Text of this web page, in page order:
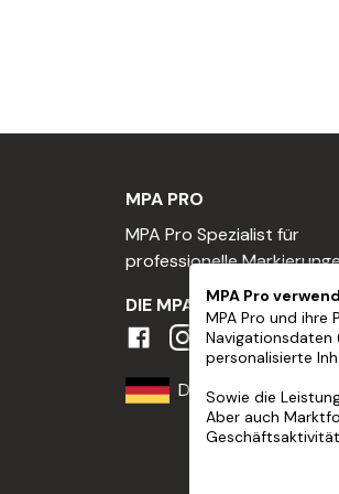
4- Anbringen
- Sie können die
verwenden, um ein
oder Schränke in Ihrer
verwenden.
5- Gestalten
- Sie können die Form,
- Wenn Sie eine
MPA PRO
MPA Pro Spezialist für
professionelle
DIE MPA-GEMEINSCHAFT
Deutschland
MPA Pro
MPA Pro und
Navigationsdaten
personalisierte
Sowie die
Aber auch